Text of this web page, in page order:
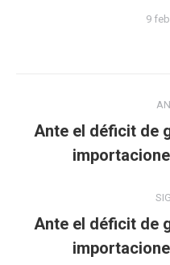
9
entre
publicaciones
Ante el déficit de
Ante el déficit de